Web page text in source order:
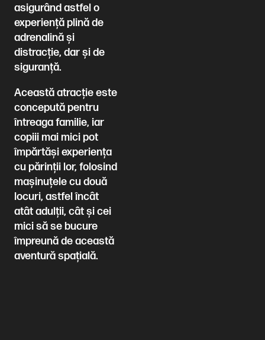
asigurând astfel o
experiență plină de
adrenalină și
distracție, dar și de
siguranță.
Această atracție este
concepută pentru
întreaga familie, iar
copiii mai mici pot
împărtăși experiența
cu părinții lor, folosind
mașinuțele cu două
locuri, astfel încât
atât adulții, cât și cei
mici să se bucure
împreună de această
aventură spațială.